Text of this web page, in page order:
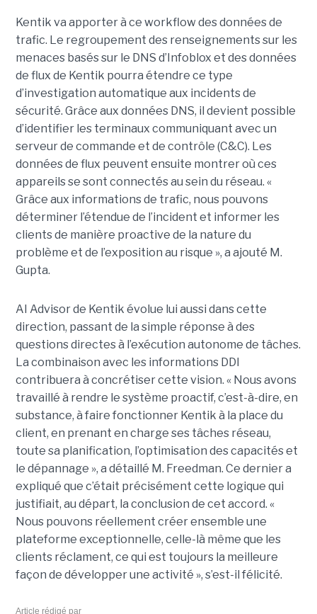
Kentik va apporter à ce workflow des données de
trafic. Le regroupement des renseignements sur les
menaces basés sur le DNS d’Infoblox et des données
de flux de Kentik pourra étendre ce type
d’investigation automatique aux incidents de
sécurité. Grâce aux données DNS, il devient possible
d’identifier les terminaux communiquant avec un
serveur de commande et de contrôle (C&C). Les
données de flux peuvent ensuite montrer où ces
appareils se sont connectés au sein du réseau. «
Grâce aux informations de trafic, nous pouvons
déterminer l’étendue de l’incident et informer les
clients de manière proactive de la nature du
problème et de l’exposition au risque », a ajouté M.
Gupta.
AI Advisor de Kentik évolue lui aussi dans cette
direction, passant de la simple réponse à des
questions directes à l’exécution autonome de tâches.
La combinaison avec les informations DDI
contribuera à concrétiser cette vision. « Nous avons
travaillé à rendre le système proactif, c’est-à-dire, en
substance, à faire fonctionner Kentik à la place du
client, en prenant en charge ses tâches réseau,
toute sa planification, l’optimisation des capacités et
le dépannage », a détaillé M. Freedman. Ce dernier a
expliqué que c’était précisément cette logique qui
justifiait, au départ, la conclusion de cet accord. «
Nous pouvons réellement créer ensemble une
plateforme exceptionnelle, celle-là même que les
clients réclament, ce qui est toujours la meilleure
façon de développer une activité », s’est-il félicité.
Article rédigé par